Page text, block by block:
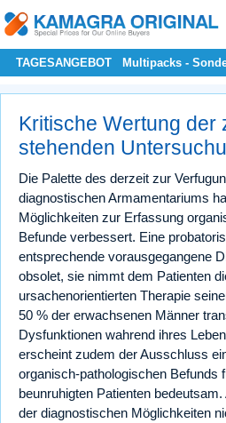
TAGESANGEBOT Multipacks -
Kritische Wertung der
stehenden
Die Palette des derzeit zur
diagnostischen Armamentariums
Möglichkeiten zur Erfassung
Befunde verbessert. Eine
entsprechende vorausgegangene
obsolet, sie nimmt dem Patienten
ursachenorientierten Therapie
50 % der erwachsenen Männer
Dysfunktionen wahrend ihres
erscheint zudem der Ausschluss
organisch-pathologischen Befunds
beunruhigten Patienten
der diagnostischen Möglichkeiten